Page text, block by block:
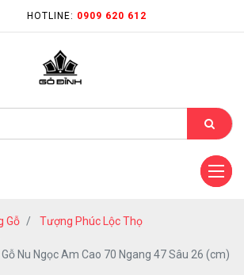
HOTLINE: 0909 620 612
Gỗ
Tượng Phúc Lộc Thọ
Nu Ngọc Am Cao 70 Ngang 47 Sâu 26 (cm)